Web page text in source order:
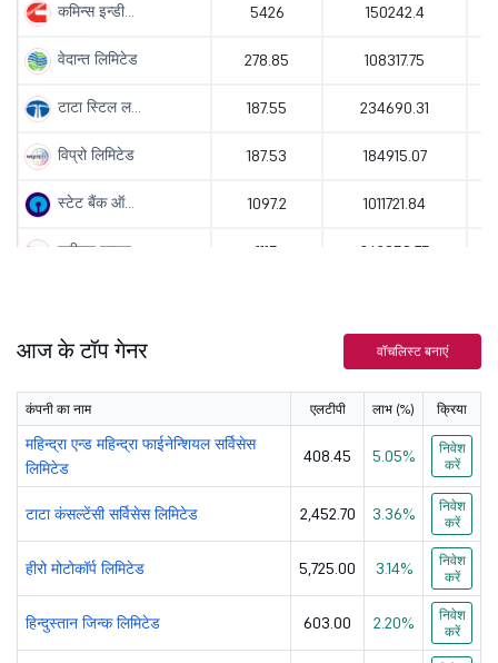
कमिन्स इन्डी... 5426 150242.4
वेदान्त लिमिटेड 278.85 108317.75
टाटा स्टिल ल... 187.55 234690.31
विप्रो लिमिटेड 187.53 184915.07
स्टेट बैंक ऑ... 1097.2 1011721.84
श्रीराम फाइन... 1115 262353.75
स्टील अथॉरिट... 72800.51
नेशनल अल्युम... 381 70113.42
हिंदुस्तान प... 393.05
हिन्दुस्तान ... 603 253941.67
इन्फोसिस लिम... 1175.1 475994.57
टाटा कंसल्टे... 887770.13
आज के टॉप गेनर वॉचलिस्ट बनाएं
कंपनी का नाम एलटीपी लाभ (%) क्रिया
महिन्द्रा एन्ड महिन्द्रा फाईनेन्शियल सर्विसेस
लिमिटेड
408.45 5.05%
निवेश
करें
टाटा कंसल्टेंसी सर्विसेस लिमिटेड 2,452.70 3.36%
निवेश
करें
हीरो मोटोकॉर्प लिमिटेड 5,725.00 3.14%
निवेश
करें
हिन्दुस्तान जिन्क लिमिटेड 603.00 2.20%
निवेश
करें